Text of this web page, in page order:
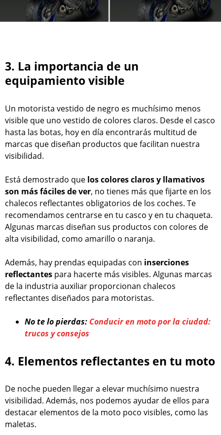
3. La importancia de un
equipamiento visible
Un motorista vestido de negro es muchísimo menos
visible que uno vestido de colores claros. Desde el casco
hasta las botas, hoy en día encontrarás multitud de
marcas que diseñan productos que facilitan nuestra
visibilidad.
Está demostrado que los colores claros y llamativos
son más fáciles de ver, no tienes más que fijarte en los
chalecos reflectantes obligatorios de los coches. Te
recomendamos centrarse en tu casco y en tu chaqueta.
Algunas marcas diseñan sus productos con colores de
alta visibilidad, como amarillo o naranja.
Además, hay prendas equipadas con inserciones
reflectantes para hacerte más visibles. Algunas marcas
de la industria auxiliar proporcionan chalecos
reflectantes diseñados para motoristas.
No te lo pierdas: Conducir en moto por la ciudad:
trucos y consejos
4. Elementos reflectantes en tu moto
De noche pueden llegar a elevar muchísimo nuestra
visibilidad. Además, nos podemos ayudar de ellos para
destacar elementos de la moto poco visibles, como las
maletas.